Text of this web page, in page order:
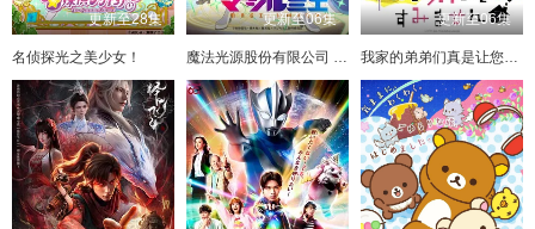
更新至28集
名侦探光之美少女！
更新至06集
魔法光源股份有限公司 第二季
更新至06集
我家的弟弟们真是让您费心了